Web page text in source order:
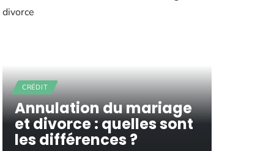
CRÉDIT
Annulation du mariage
et divorce : quelles sont
les différences ?